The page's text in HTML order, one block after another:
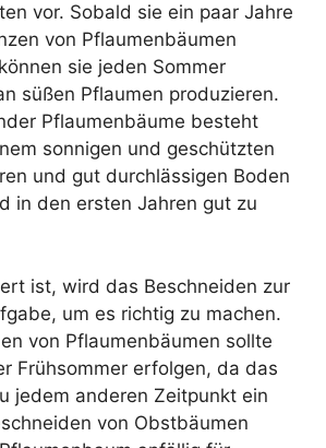
vor. Sobald sie ein paar Jahre
von Pflaumenbäumen
sie jeden Sommer
süßen Pflaumen produzieren.
Pflaumenbäume besteht
sonnigen und geschützten
und gut durchlässigen Boden
in den ersten Jahren gut zu
ist, wird das Beschneiden zur
um es richtig zu machen.
von Pflaumenbäumen sollte
Frühsommer erfolgen, da das
jedem anderen Zeitpunkt ein
von Obstbäumen